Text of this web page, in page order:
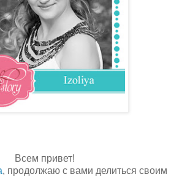
Всем привет!
, продолжаю с вами делиться своим